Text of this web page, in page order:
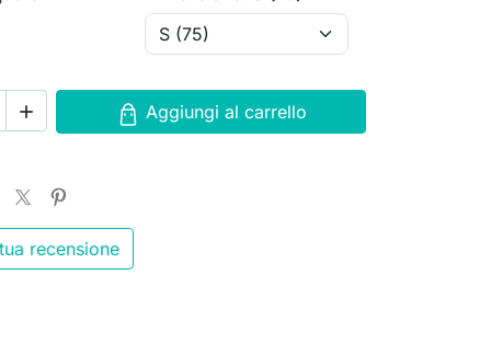
 Aggiungi al carrello
recensione